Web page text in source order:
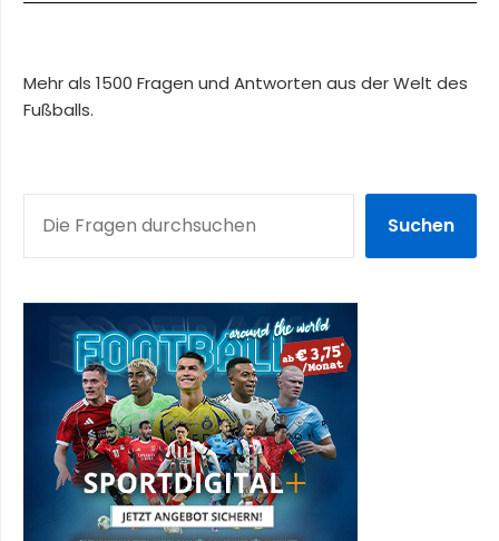
Mehr als 1500 Fragen und Antworten aus der Welt des
Fußballs.
Suchen